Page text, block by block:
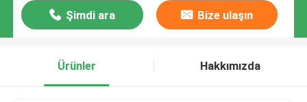
Şimdi ara Bize ulaşın
Ürünler Hakkımızda